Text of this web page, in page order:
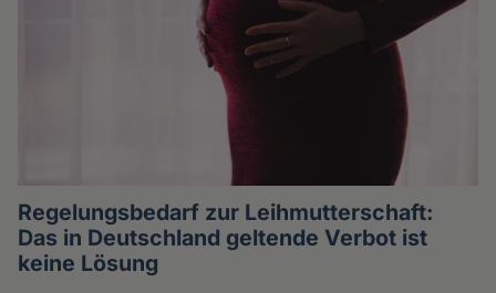
Regelungsbedarf zur Leihmutterschaft:
Das in Deutschland geltende Verbot ist
keine Lösung